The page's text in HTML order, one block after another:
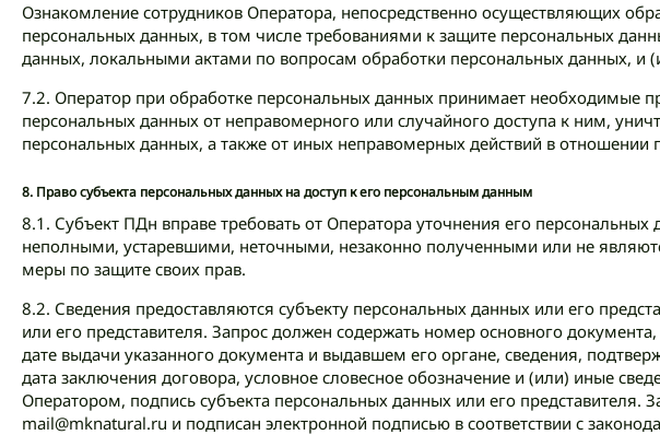
Ознакомление сотрудников Оператора, непосредственно осуществляющих
персональных данных, в том числе требованиями к защите персональных
данных, локальными актами по вопросам обработки персональных данных, и
7.2. Оператор при обработке персональных данных принимает необходимые
персональных данных от неправомерного или случайного доступа к ним,
персональных данных, а также от иных неправомерных действий в отношении
8. Право субъекта персональных данных на доступ к его персональным данным
8.1. Субъект ПДн вправе требовать от Оператора уточнения его
неполными, устаревшими, неточными, незаконно полученными или не
меры по защите своих прав.
8.2. Сведения предоставляются субъекту персональных данных или его
или его представителя. Запрос должен содержать номер основного
дате выдачи указанного документа и выдавшем его органе, сведения,
дата заключения договора, условное словесное обозначение и (или) иные
Оператором, подпись субъекта персональных данных или его
mail@mknatural.ru и подписан электронной подписью в соответствии с